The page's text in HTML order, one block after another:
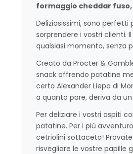
formaggio cheddar
Deliziosissimi, sono
sorprendere i vostri clienti.
qualsiasi momento, senza
Creato da Procter &
snack offrendo patatine
certo Alexander Liepa di
a quanto pare, deriva da
Per deliziare i vostri ospiti
patatine. Per i più
cetriolini sottaceto! Provate
risvegliare le vostre papille